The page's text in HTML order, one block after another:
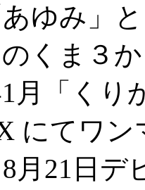
ゆみ」
くま３
月「くり
にてワ
月21日